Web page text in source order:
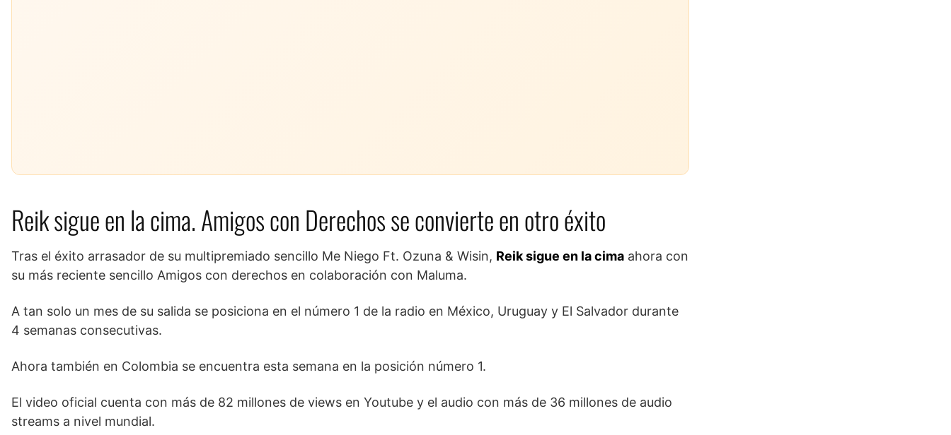
Reik sigue en la cima. Amigos con Derechos se convierte en otro éxito
Tras el éxito arrasador de su multipremiado sencillo Me Niego Ft. Ozuna & Wisin, Reik sigue en la cima ahora con
su más reciente sencillo Amigos con derechos en colaboración con Maluma.
A tan solo un mes de su salida se posiciona en el número 1 de la radio en México, Uruguay y El Salvador durante
4 semanas consecutivas.
Ahora también en Colombia se encuentra esta semana en la posición número 1.
El video oficial cuenta con más de 82 millones de views en Youtube y el audio con más de 36 millones de audio
streams a nivel mundial.